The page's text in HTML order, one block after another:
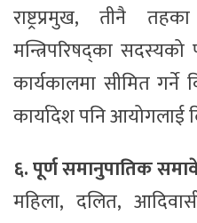
राष्ट्रप्रमुख, तीनै
मन्त्रिपरिषद्का
कार्यकालमा सीमित
कार्यादेश पनि आयोगलाई
६. पूर्ण समानुपातिक
महिला, दलित,